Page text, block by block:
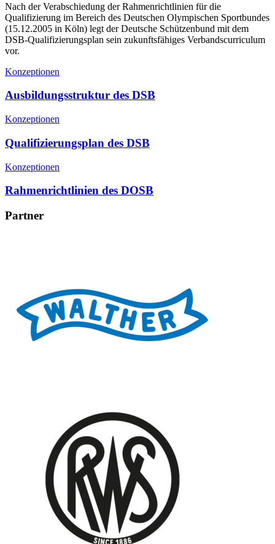
Nach der Verabschiedung der Rahmenrichtlinien für die
Qualifizierung im Bereich des Deutschen Olympischen Sportbundes
(15.12.2005 in Köln) legt der Deutsche Schützenbund mit dem
DSB-Qualifizierungsplan sein zukunftsfähiges Verbandscurriculum
vor.
Konzeptionen
Ausbildungsstruktur des DSB
Konzeptionen
Qualifizierungsplan des DSB
Konzeptionen
Rahmenrichtlinien des DOSB
Partner